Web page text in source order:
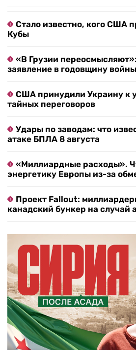
Стало известно, кого США
Кубы
«В Грузии
заявление в годовщину
США принудили Украину к
тайных переговоров
Удары по заводам: что
атаке БПЛА 8 августа
«Миллиардные расходы».
энергетику Европы из-за
Проект Fallout:
канадский бункер на случай